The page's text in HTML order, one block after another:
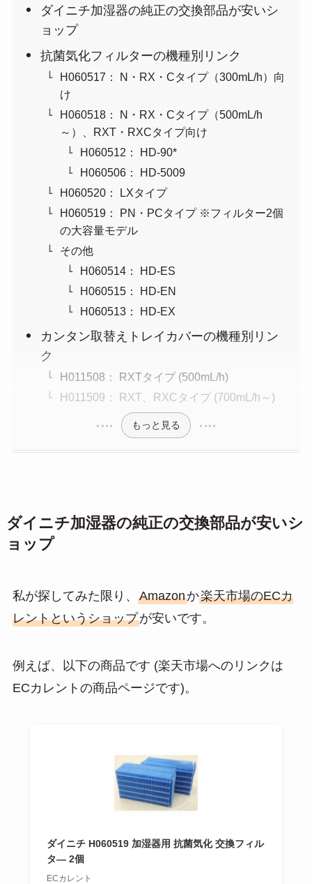
ダイニチ加湿器の純正の交換部品が安いシ
ョップ
抗菌気化フィルターの機種別リンク
H060517： N・RX・Cタイプ（300mL/h）向
け
H060518： N・RX・Cタイプ（500mL/h
～）、RXT・RXCタイプ向け
H060512： HD-90*
H060506： HD-5009
H060520： LXタイプ
H060519： PN・PCタイプ ※フィルター2個
の大容量モデル
その他
H060514： HD-ES
H060515： HD-EN
H060513： HD-EX
カンタン取替えトレイカバーの機種別リン
ク
H011508： RXTタイプ (500mL/h)
H011509： RXT、RXCタイプ (700mL/h～)
もっと見る
ダイニチ加湿器の純正の交換部品が安いシ
ョップ
私が探してみた限り、 Amazonか楽天市場のECカ
レントというショップが安いです。
例えば、以下の商品です (楽天市場へのリンクは
ECカレントの商品ページです)。
ダイニチ H060519 加湿器用 抗菌気化 交換フィル
タ— 2個
ECカレント